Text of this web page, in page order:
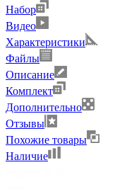
Набор
Видео
Характеристики
Файлы
Описание
Комплект
Дополнительно
Отзывы
Похожие товары
Наличие